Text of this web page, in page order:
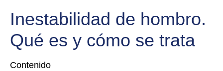
Inestabilidad de hombro.
Qué es y cómo se trata
Contenido